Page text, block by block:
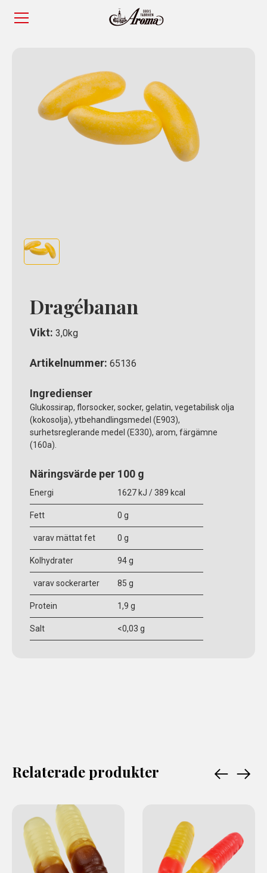
Dragébanan
Vikt: 3,0kg
Artikelnummer: 65136
Ingredienser
Glukossirap, florsocker, socker, gelatin, vegetabilisk olja
(kokosolja), ytbehandlingsmedel (E903),
surhetsreglerande medel (E330), arom, färgämne
(160a).
Näringsvärde per 100 g
Energi 1627 kJ / 389 kcal
Fett 0 g
varav mättat fet 0 g
Kolhydrater 94 g
varav sockerarter 85 g
Protein 1,9 g
Salt <0,03 g
Relaterade produkter